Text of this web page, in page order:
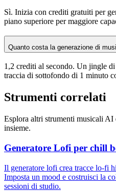
Sì. Inizia con crediti gratuiti per
piano superiore per maggiore
Quanto costa la generazione di
1,2 crediti al secondo. Un jingle
traccia di sottofondo di 1 minuto
Strumenti correlati
Esplora altri strumenti musicali AI
insieme.
Generatore Lofi per chill
Il generatore lofi crea tracce lo-fi
Imposta un mood e costruisci la
sessioni di studio.